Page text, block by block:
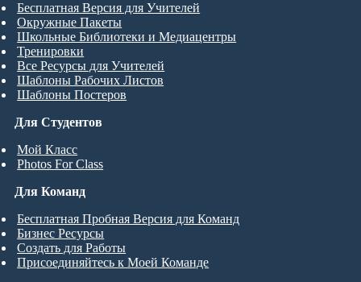
Для Студентов
Мой Класс
Photos For Class
Бесплатная Версия для Учителей
Окружные Пакеты
Школьные Библиотеки и Медиацентры
Тренировки
Все Ресурсы для Учителей
Шаблоны Рабочих Листов
Шаблоны Постеров
Для Команд
Бесплатная Пробная Версия для Команд
Бизнес Ресурсы
Создать для Работы
Присоединяйтесь к Моей Команде